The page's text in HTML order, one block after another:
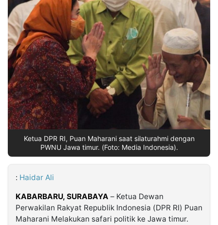
Partner
Insight
NTB
Suara
Time
Lens
IDN
Daily
Jogja
Jalan
Rakyat
Idealita
News
Kita
Notice
Dinamikapost.com
Radar
Baru
Seedbacklink
Follow
Kabarbaru
Ketua DPR RI, Puan Maharani saat silaturahmi dengan
PWNU Jawa timur. (Foto: Media Indonesia).
: Haidar Ali
KABARBARU, SURABAYA – Ketua Dewan
Perwakilan Rakyat Republik Indonesia (DPR RI) Puan
Maharani Melakukan safari politik ke Jawa timur.